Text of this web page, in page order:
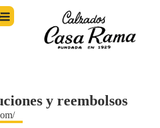
y reembolsos